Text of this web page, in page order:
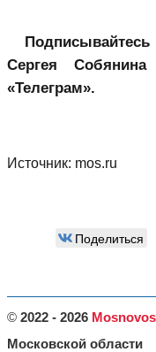
Сергея
«Телеграм».
Источник: mos.ru
Поделиться
© 2022 - 2026
Московской области